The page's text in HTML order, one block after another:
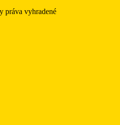
práva vyhradené